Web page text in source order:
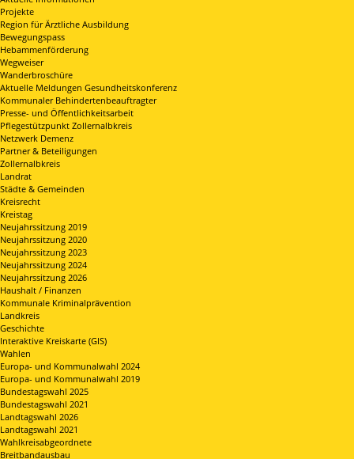
Projekte
Region für Ärztliche Ausbildung
Bewegungspass
Hebammenförderung
Wegweiser
Wanderbroschüre
Aktuelle Meldungen Gesundheitskonferenz
Kommunaler Behindertenbeauftragter
Presse- und Öffentlichkeitsarbeit
Pflegestützpunkt Zollernalbkreis
Netzwerk Demenz
Partner & Beteiligungen
Zollernalbkreis
Landrat
Städte & Gemeinden
Kreisrecht
Kreistag
Neujahrssitzung 2019
Neujahrssitzung 2020
Neujahrssitzung 2023
Neujahrssitzung 2024
Neujahrssitzung 2026
Haushalt / Finanzen
Kommunale Kriminalprävention
Landkreis
Geschichte
Interaktive Kreiskarte (GIS)
Wahlen
Europa- und Kommunalwahl 2024
Europa- und Kommunalwahl 2019
Bundestagswahl 2025
Bundestagswahl 2021
Landtagswahl 2026
Landtagswahl 2021
Wahlkreisabgeordnete
Breitbandausbau